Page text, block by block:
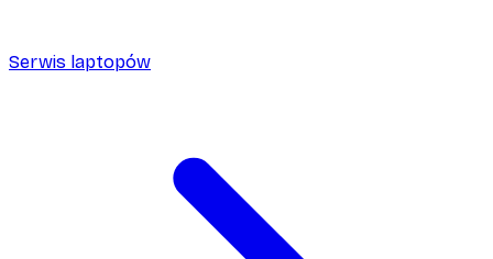
Serwis laptopów